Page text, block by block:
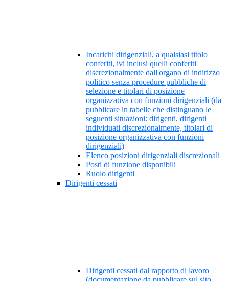
Incarichi dirigenziali, a qualsiasi titolo
conferiti, ivi inclusi quelli conferiti
discrezionalmente dall'organo di indirizzo
politico senza procedure pubbliche di
selezione e titolari di posizione
organizzativa con funzioni dirigenziali (da
pubblicare in tabelle che distinguano le
seguenti situazioni: dirigenti, dirigenti
individuati discrezionalmente, titolari di
posizione organizzativa con funzioni
dirigenziali)
Elenco posizioni dirigenziali discrezionali
Posti di funzione disponibili
Ruolo dirigenti
Dirigenti cessati
Dirigenti cessati dal rapporto di lavoro